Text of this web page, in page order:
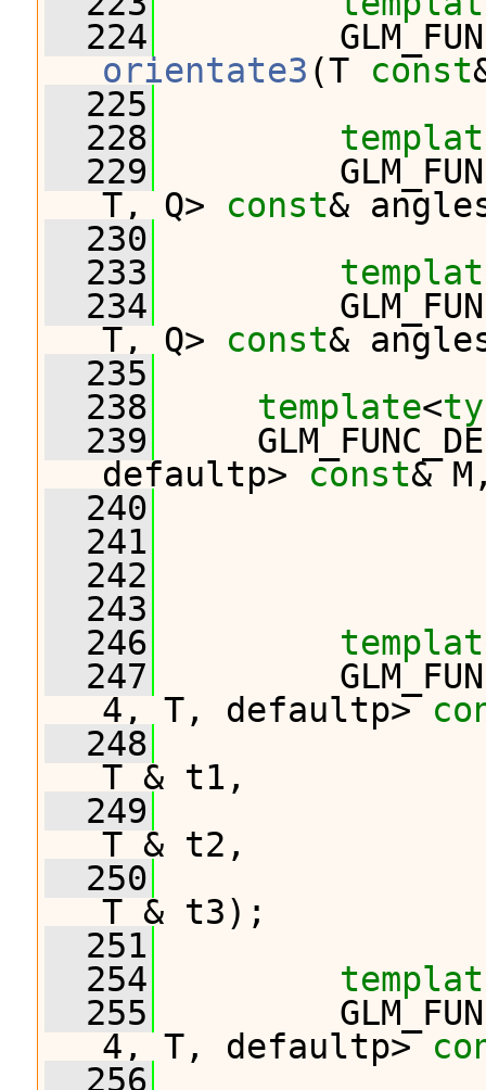
  224
orientate3 (T const
  225
  228
  229
T, Q> const&
  230
  233
  234
T, Q> const&
  235
  238
template<
  239
defaultp> const&
  240
  241
  242
  243
  246
  247
4, T, defaultp>
  248
T & t1,
  249
T & t2,
  250
T & t3);
  251
  254
  255
4, T, defaultp>
  256